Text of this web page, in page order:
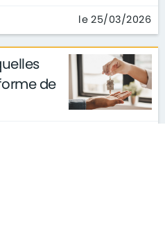
le 25/03/2026
de